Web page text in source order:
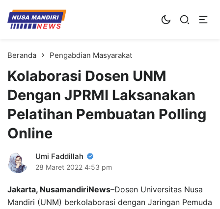
Kampus Digital Bisnis
Universitas Nusa Mandiri
Beranda Pengabdian Masyarakat
Kolaborasi Dosen UNM
Dengan JPRMI Laksanakan
Pelatihan Pembuatan Polling
Online
Umi Faddillah
28 Maret 2022 4:53 pm
Jakarta, NusamandiriNews–Dosen Universitas Nusa
Mandiri (UNM) berkolaborasi dengan Jaringan Pemuda